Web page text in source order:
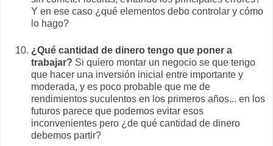
Y en ese caso ¿qué elementos debo controlar y cómo
lo hago?
¿Qué cantidad de dinero tengo que poner a
trabajar? Si quiero montar un negocio se que tengo
que hacer una inversión inicial entre importante y
moderada, y es poco probable que me de
rendimientos suculentos en los primeros años... en los
futuros parece que podemos evitar esos
inconvenientes pero ¿de qué cantidad de dinero
debemos partir?